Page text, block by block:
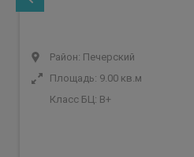
Район: Печерский
Площадь: 9.00 кв.м
Класс БЦ: B+